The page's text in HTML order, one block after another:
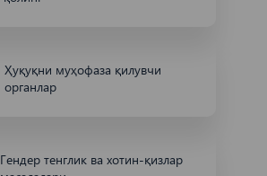
Ҳуқуқни муҳофаза қилувчи
органлар
Гендер тенглик ва хотин-қизлар